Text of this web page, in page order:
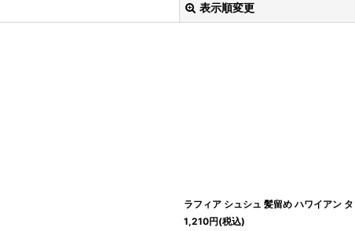
表示順変更
ラフィア シュシュ 髪留め ハワイアン
1,210円(税込)